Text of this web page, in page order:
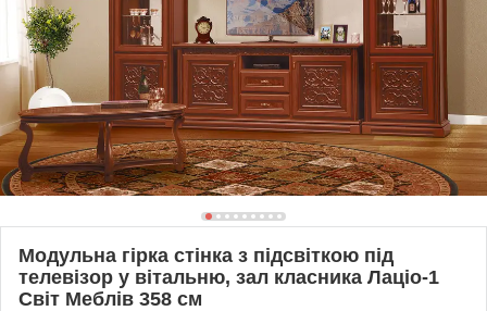
Модульна гірка стінка з підсвіткою під
телевізор у вітальню, зал класника Лаціо-1
Світ Меблів 358 см